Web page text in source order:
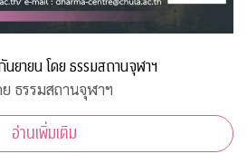
นยายน โดย ธรรมสถานจุฬาฯ
ธรรมสถานจุฬาฯ
อ่านเพิ่มเติม